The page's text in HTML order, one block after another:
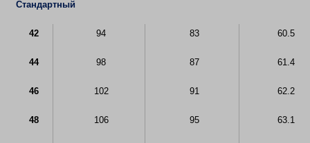
Стандартный
42 94 83 60.5
44 98 87 61.4
46 102 91 62.2
48 106 95 63.1